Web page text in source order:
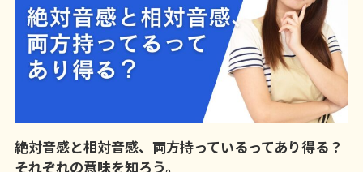
絶対音感と相対音感、両方持っているってあり得る？
それぞれの意味を知ろう。